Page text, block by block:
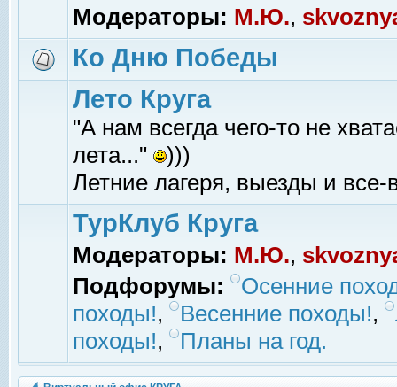
Модераторы: М.Ю.,
Ко Дню Победы
Лето Круга
"А нам всегда чего-то не
лета..."
)))
Летние лагеря, выезды и все-
ТурКлуб Круга
Модераторы: М.Ю.,
Подфорумы:
Осенние
походы!, Весенние походы!,
походы!, Планы на год.